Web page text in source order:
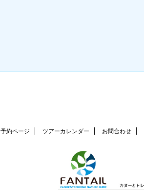
予約ページ ツアーカレンダー お問合わせ